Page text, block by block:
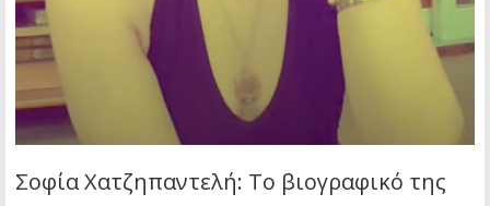
Σοφία Χατζηπαντελή: Το βιογραφικό της